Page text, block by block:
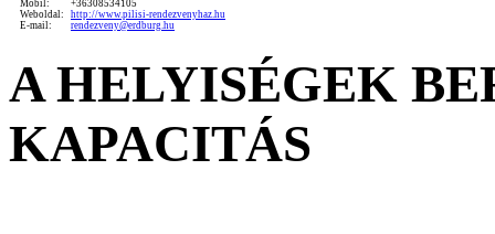
Mobil:
+36308534105
Weboldal:
http://www.pilisi-rendezvenyhaz.hu
E-mail:
rendezveny@erdburg.hu
A HELYISÉGEK
KAPACITÁS